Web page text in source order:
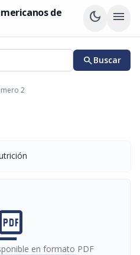
de
dark_mode menu
searchBuscar
2
en formato PDF